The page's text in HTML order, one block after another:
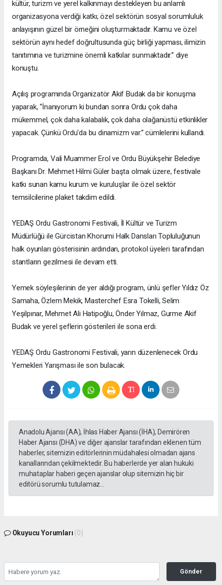
kültür, turizm ve yerel kalkınmayı destekleyen bu anlamlı
organizasyona verdiği katkı; özel sektörün sosyal sorumluluk
anlayışının güzel bir örneğini oluşturmaktadır. Kamu ve özel
sektörün aynı hedef doğrultusunda güç birliği yapması, ilimizin
tanıtımına ve turizmine önemli katkılar sunmaktadır.” diye
konuştu.
Açılış programında Organizatör Akif Budak da bir konuşma
yaparak, “İnanıyorum ki bundan sonra Ordu çok daha
mükemmel, çok daha kalabalık, çok daha olağanüstü etkinlikler
yapacak. Çünkü Ordu'da bu dinamizm var.” cümlelerini kullandı.
Programda, Vali Muammer Erol ve Ordu Büyükşehir Belediye
Başkanı Dr. Mehmet Hilmi Güler başta olmak üzere, festivale
katkı sunan kamu kurum ve kuruluşlar ile özel sektör
temsilcilerine plaket takdim edildi.
YEDAŞ Ordu Gastronomi Festivali, İl Kültür ve Turizm
Müdürlüğü ile Gürcistan Khorumi Halk Dansları Topluluğunun
halk oyunları gösterisinin ardından, protokol üyeleri tarafından
stantların gezilmesi ile devam etti.
Yemek söyleşilerinin de yer aldığı program, ünlü şefler Yıldız Öz
Samaha, Özlem Mekik, Masterchef Esra Tokelli, Selim
Yeşilpınar, Mehmet Ali Hatipoğlu, Önder Yılmaz, Gurme Akif
Budak ve yerel şeflerin gösterileri ile sona erdi.
YEDAŞ Ordu Gastronomi Festivali, yarın düzenlenecek Ordu
Yemekleri Yarışması ile son bulacak.
Anadolu Ajansı (AA), İhlas Haber Ajansı (İHA), Demirören
Haber Ajansı (DHA) ve diğer ajanslar tarafından eklenen tüm
haberler, sitemizin editörlerinin müdahalesi olmadan ajans
kanallarından çekilmektedir. Bu haberlerde yer alan hukuki
muhataplar haberi geçen ajanslar olup sitemizin hiç bir
editörü sorumlu tutulamaz...
Okuyucu Yorumları (0)
Gönder